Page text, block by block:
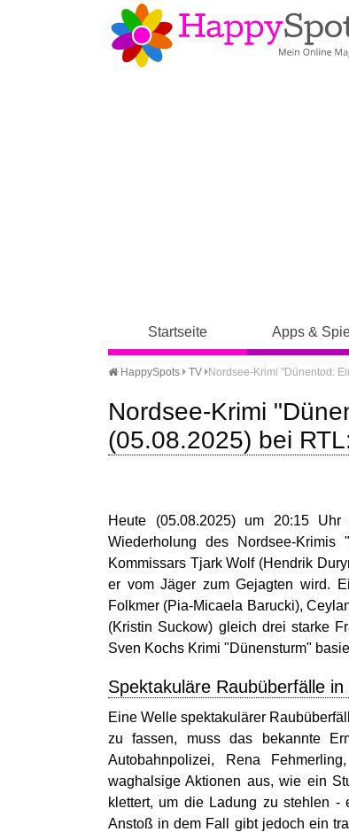
Startseite Apps &
HappySpots TV Nordsee-Krimi "Dünentod:
Nordsee-Krimi
(05.08.2025) bei
Heute (05.08.2025) um 20:15
Wiederholung des Nordsee-
Kommissars Tjark Wolf (Hendrik
er vom Jäger zum Gejagten wird.
Folkmer (Pia-Micaela Barucki),
(Kristin Suckow) gleich drei starke
Sven Kochs Krimi "Dünensturm"
Spektakuläre Raubüberfälle in
Eine Welle spektakulärer
zu fassen, muss das bekannte
Autobahnpolizei, Rena
waghalsige Aktionen aus, wie ein
klettert, um die Ladung zu stehlen -
Anstoß in dem Fall gibt jedoch ein